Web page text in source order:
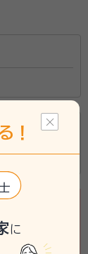
様に説明して
が、すぐに返
お悩みや不
！
に